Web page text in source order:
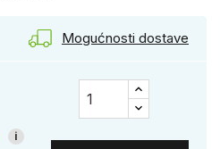
Mogućnosti dostave
i